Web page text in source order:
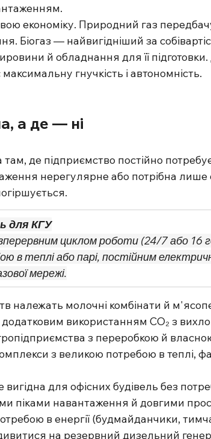
економіку. Природний газ
Біогаз — найвигідніший за
й обладнання для її
гнучкість і автономність.
а де — ні
там, де підприємство постійно
нерегулярне або потрібна лише
для КГУ
циклом роботи (24/7 або 16
в теплі або парі, постійним
мережі.
належать молочні комбінати й
додатковим використанням СО₂ з
з переробкою й
з великою потребою в теплі,
для офісних будівель без
піками навантаження й довгими
в енергії (будмайданчики,
на резервний дизельний